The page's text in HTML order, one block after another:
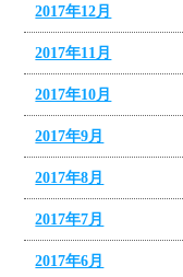
2017年12月
2017年11月
2017年10月
2017年9月
2017年8月
2017年7月
2017年6月